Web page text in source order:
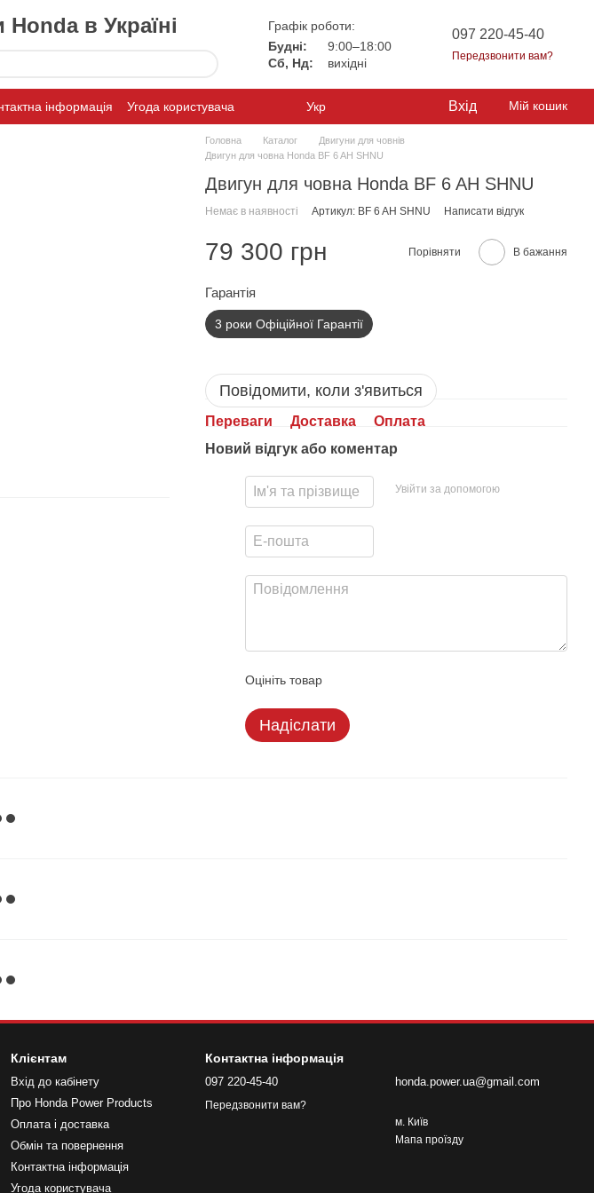
в Україні
Графік роботи:
Будні:
9:00–18:00
Сб, Нд:
вихідні
097 220-45-40
Передзвонити вам?
інформація Угода користувача Укр Вхід Мій кошик
Головна Каталог
Двигуни для човнів
Двигун для човна Honda BF 6 AH SHNU
Двигун для човна Honda BF 6 AH SHNU
Немає в наявності Артикул: BF 6 AH SHNU Написати відгук
79 300 грн Порівняти В бажання
Гарантiя
3 роки Офіційної Гарантії
Повідомити, коли з'явиться
Переваги Доставка
Оплата
Новий відгук або коментар
Увійти за допомогою
Оцініть товар
Надіслати
Клієнтам
Вхід до кабінету
Про Honda Power Products
Оплата і доставка
Обмін та повернення
Контактна інформація
Угода користувача
Контактна інформація
097 220-45-40
Передзвонити вам?
honda.power.ua@gmail.com
м. Київ
Мапа проїзду